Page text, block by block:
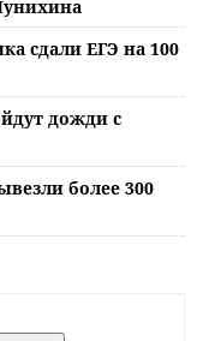
сдали ЕГЭ на 100
дожди с
более 300